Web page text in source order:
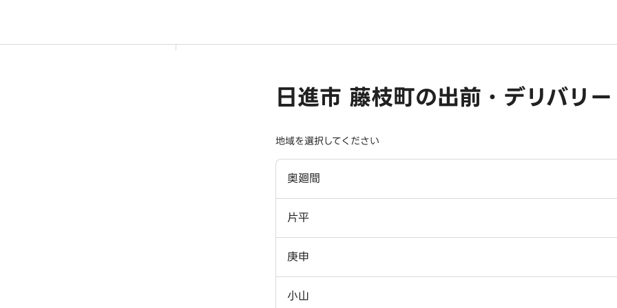
日進市 藤枝町の出前・デリバリ
地域を選択してください
奥廻間
片平
庚申
小山